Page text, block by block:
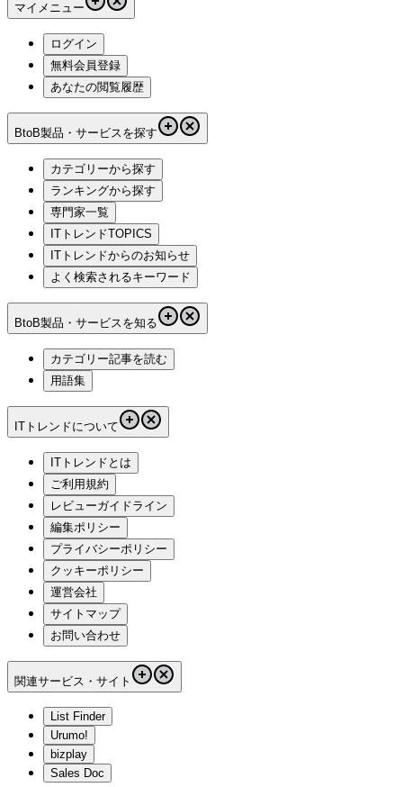
マイメニュー
ログイン
無料会員登録
あなたの閲覧履歴
BtoB製品・サービスを探す
カテゴリーから探す
ランキングから探す
専門家一覧
ITトレンドTOPICS
ITトレンドからのお知らせ
よく検索されるキーワード
BtoB製品・サービスを知る
カテゴリー記事を読む
用語集
ITトレンドについて
ITトレンドとは
ご利用規約
レビューガイドライン
編集ポリシー
プライバシーポリシー
クッキーポリシー
運営会社
サイトマップ
お問い合わせ
関連サービス・サイト
List Finder
Urumo!
bizplay
Sales Doc